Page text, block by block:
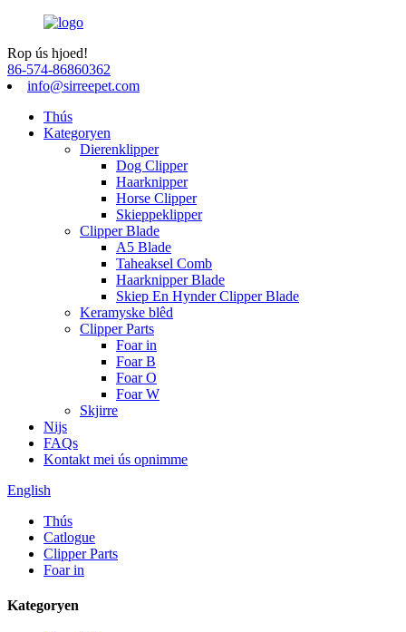
Rop ús hjoed!
86-574-86860362
info@sirreepet.com
Thús
Kategoryen
Dierenklipper
Dog Clipper
Haarknipper
Horse Clipper
Skieppeklipper
Clipper Blade
A5 Blade
Taheaksel Comb
Haarknipper Blade
Skiep En Hynder Clipper Blade
Keramyske blêd
Clipper Parts
Foar in
Foar B
Foar O
Foar W
Skjirre
Nijs
FAQs
Kontakt mei ús opnimme
English
Thús
Catlogue
Clipper Parts
Foar in
Kategoryen